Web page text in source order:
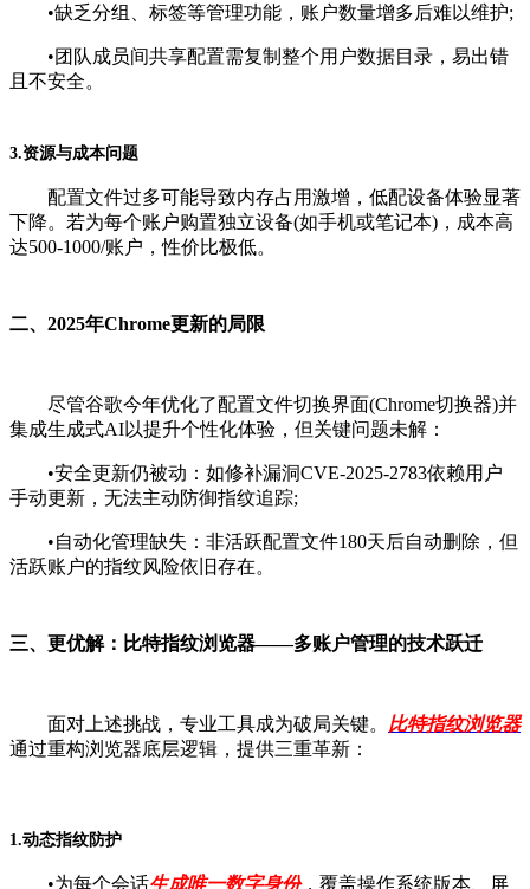
•缺乏分组、标签等管理功能，账户数量增多后难以维护;
•团队成员间共享配置需复制整个用户数据目录，易出错
且不安全。
3.资源与成本问题
配置文件过多可能导致内存占用激增，低配设备体验显著
下降。若为每个账户购置独立设备(如手机或笔记本)，成本高
达500-1000/账户，性价比极低。
二、2025年Chrome更新的局限
尽管谷歌今年优化了配置文件切换界面(Chrome切换器)并
集成生成式AI以提升个性化体验，但关键问题未解：
•安全更新仍被动：如修补漏洞CVE-2025-2783依赖用户
手动更新，无法主动防御指纹追踪;
•自动化管理缺失：非活跃配置文件180天后自动删除，但
活跃账户的指纹风险依旧存在。
三、更优解：比特指纹浏览器——多账户管理的技术跃迁
面对上述挑战，专业工具成为破局关键。 比特指纹浏览器
通过重构浏览器底层逻辑，提供三重革新：
1.动态指纹防护
•为每个会话生成唯一数字身份，覆盖操作系统版本、屏